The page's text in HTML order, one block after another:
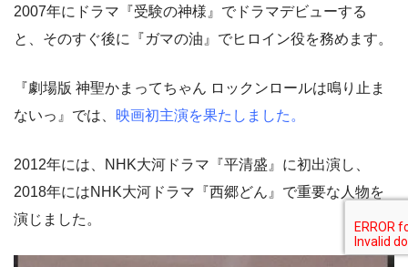
2007年にドラマ『受験の神様』でドラマデビューする
と、そのすぐ後に『ガマの油』でヒロイン役を務めます。
『劇場版 神聖かまってちゃん ロックンロールは鳴り止ま
ないっ』では、 映画初主演を果たしました。
2012年には、NHK大河ドラマ『平清盛』に初出演し、
2018年にはNHK大河ドラマ『西郷どん』で重要な人物を
演じました。